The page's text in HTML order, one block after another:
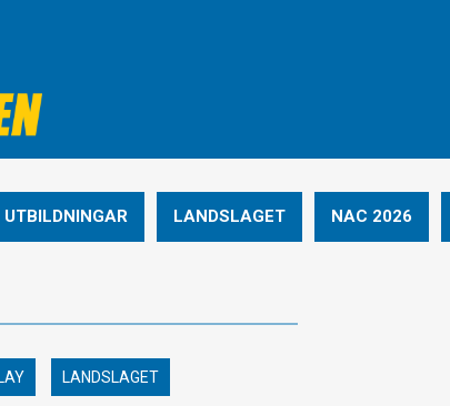
UTBILDNINGAR LANDSLAGET NAC 2026
LANDSLAGET